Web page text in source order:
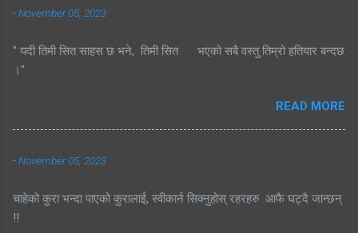
-November 05, 2023
" यदी तिमी सित साहस छ भने, तिमी सित भएको सबै वस्तु तिम्रो हतियार बन्दछ
।"
READ MORE
-November 05, 2023
चाहेको कुरा भन्दा पाएको कुरालाई, स्वीकार्न सिक्नुहोस् रहरहरु आफै घट्दै जान्छन्
!!